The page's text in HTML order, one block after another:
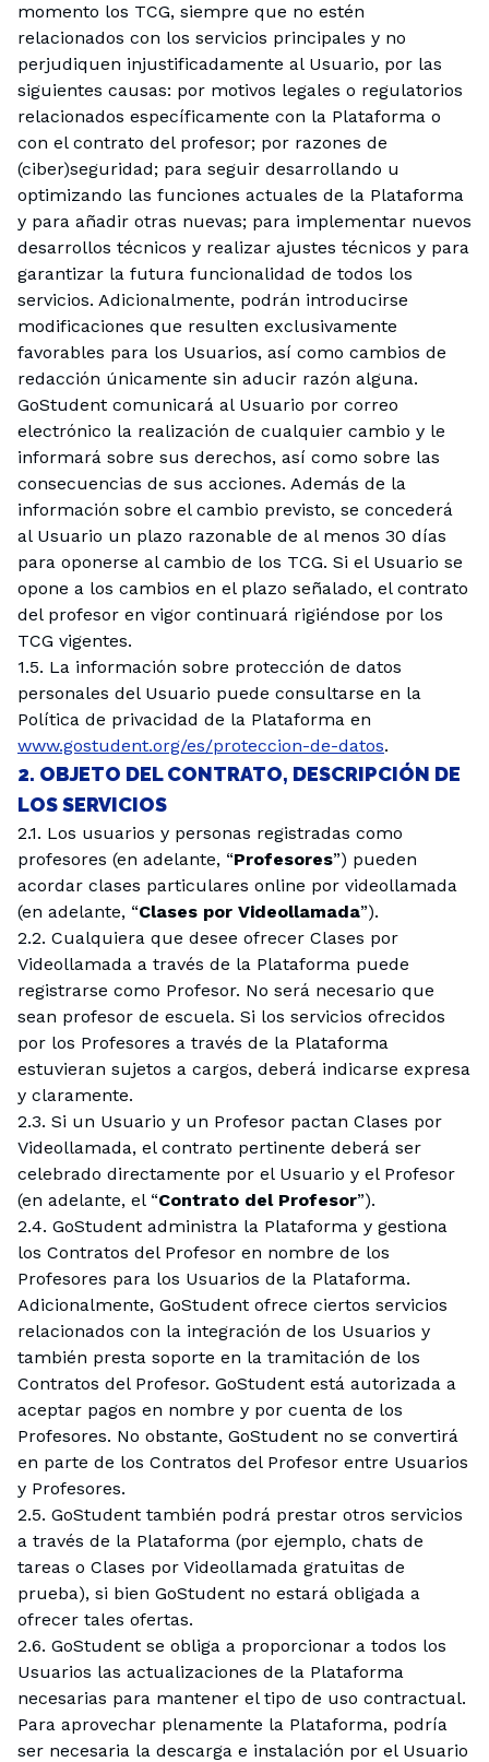
momento los TCG, siempre que no estén
relacionados con los servicios principales y no
perjudiquen injustificadamente al Usuario, por las
siguientes causas: por motivos legales o regulatorios
relacionados específicamente con la Plataforma o
con el contrato del profesor; por razones de
(ciber)seguridad; para seguir desarrollando u
optimizando las funciones actuales de la Plataforma
y para añadir otras nuevas; para implementar nuevos
desarrollos técnicos y realizar ajustes técnicos y para
garantizar la futura funcionalidad de todos los
servicios. Adicionalmente, podrán introducirse
modificaciones que resulten exclusivamente
favorables para los Usuarios, así como cambios de
redacción únicamente sin aducir razón alguna.
GoStudent comunicará al Usuario por correo
electrónico la realización de cualquier cambio y le
informará sobre sus derechos, así como sobre las
consecuencias de sus acciones. Además de la
información sobre el cambio previsto, se concederá
al Usuario un plazo razonable de al menos 30 días
para oponerse al cambio de los TCG. Si el Usuario se
opone a los cambios en el plazo señalado, el contrato
del profesor en vigor continuará rigiéndose por los
TCG vigentes.
1.5. La información sobre protección de datos
personales del Usuario puede consultarse en la
Política de privacidad de la Plataforma en
www.gostudent.org/es/proteccion-de-datos.
2. OBJETO DEL CONTRATO, DESCRIPCIÓN DE
LOS SERVICIOS
2.1. Los usuarios y personas registradas como
profesores (en adelante, “Profesores”) pueden
acordar clases particulares online por videollamada
(en adelante, “Clases por Videollamada”).
2.2. Cualquiera que desee ofrecer Clases por
Videollamada a través de la Plataforma puede
registrarse como Profesor. No será necesario que
sean profesor de escuela. Si los servicios ofrecidos
por los Profesores a través de la Plataforma
estuvieran sujetos a cargos, deberá indicarse expresa
y claramente.
2.3. Si un Usuario y un Profesor pactan Clases por
Videollamada, el contrato pertinente deberá ser
celebrado directamente por el Usuario y el Profesor
(en adelante, el “Contrato del Profesor”).
2.4. GoStudent administra la Plataforma y gestiona
los Contratos del Profesor en nombre de los
Profesores para los Usuarios de la Plataforma.
Adicionalmente, GoStudent ofrece ciertos servicios
relacionados con la integración de los Usuarios y
también presta soporte en la tramitación de los
Contratos del Profesor. GoStudent está autorizada a
aceptar pagos en nombre y por cuenta de los
Profesores. No obstante, GoStudent no se convertirá
en parte de los Contratos del Profesor entre Usuarios
y Profesores.
2.5. GoStudent también podrá prestar otros servicios
a través de la Plataforma (por ejemplo, chats de
tareas o Clases por Videollamada gratuitas de
prueba), si bien GoStudent no estará obligada a
ofrecer tales ofertas.
2.6. GoStudent se obliga a proporcionar a todos los
Usuarios las actualizaciones de la Plataforma
necesarias para mantener el tipo de uso contractual.
Para aprovechar plenamente la Plataforma, podría
ser necesaria la descarga e instalación por el Usuario